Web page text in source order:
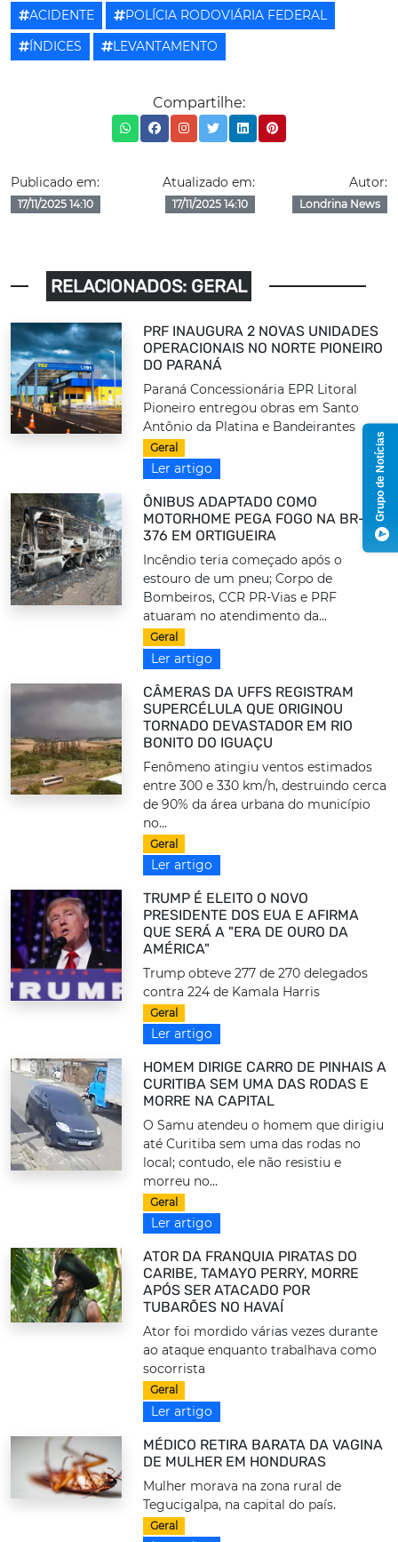
ACIDENTE
POLÍCIA RODOVIÁRIA FEDERAL
ÍNDICES
LEVANTAMENTO
Compartilhe:
Publicado em:
17/11/2025 14:10
Atualizado em:
17/11/2025 14:10
Autor:
Londrina News
RELACIONADOS: GERAL
PRF INAUGURA 2 NOVAS UNIDADES
OPERACIONAIS NO NORTE PIONEIRO
DO PARANÁ
Paraná Concessionária EPR Litoral
Pioneiro entregou obras em Santo
Antônio da Platina e Bandeirantes
Geral
Ler artigo
ÔNIBUS ADAPTADO COMO
MOTORHOME PEGA FOGO NA BR-
376 EM ORTIGUEIRA
Incêndio teria começado após o
estouro de um pneu; Corpo de
Bombeiros, CCR PR-Vias e PRF
atuaram no atendimento da...
Geral
Ler artigo
CÂMERAS DA UFFS REGISTRAM
SUPERCÉLULA QUE ORIGINOU
TORNADO DEVASTADOR EM RIO
BONITO DO IGUAÇU
Fenômeno atingiu ventos estimados
entre 300 e 330 km/h, destruindo cerca
de 90% da área urbana do município
no...
Geral
Ler artigo
TRUMP É ELEITO O NOVO
PRESIDENTE DOS EUA E AFIRMA
QUE SERÁ A "ERA DE OURO DA
AMÉRICA"
Trump obteve 277 de 270 delegados
contra 224 de Kamala Harris
Geral
Ler artigo
HOMEM DIRIGE CARRO DE PINHAIS A
CURITIBA SEM UMA DAS RODAS E
MORRE NA CAPITAL
O Samu atendeu o homem que dirigiu
até Curitiba sem uma das rodas no
local; contudo, ele não resistiu e
morreu no...
Geral
Ler artigo
ATOR DA FRANQUIA PIRATAS DO
CARIBE, TAMAYO PERRY, MORRE
APÓS SER ATACADO POR
TUBARÕES NO HAVAÍ
Ator foi mordido várias vezes durante
ao ataque enquanto trabalhava como
socorrista
Geral
Ler artigo
MÉDICO RETIRA BARATA DA VAGINA
DE MULHER EM HONDURAS
Mulher morava na zona rural de
Tegucigalpa, na capital do país.
Geral
Grupo de Notícias